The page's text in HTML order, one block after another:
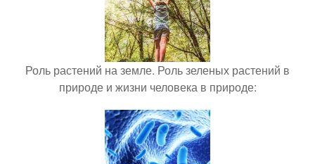
Роль растений на земле. Роль зеленых растений в
природе и жизни человека в природе: